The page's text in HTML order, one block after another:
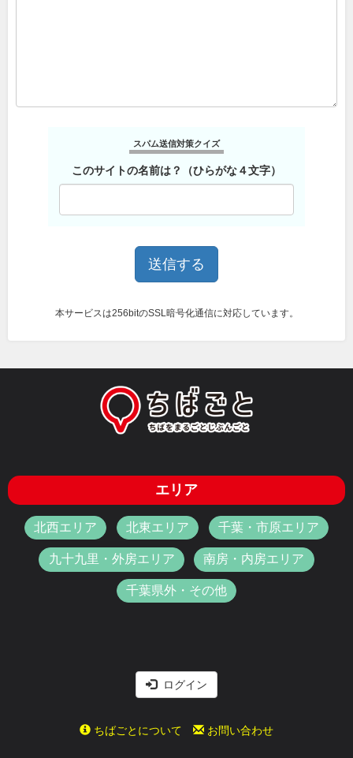
スパム送信対策クイズ
このサイトの名前は？（ひらがな４文字）
本サービスは256bitのSSL暗号化通信に対応しています。
エリア
北西エリア 北東エリア 千葉・市原エリア
九十九里・外房エリア 南房・内房エリア
千葉県外・その他
ログイン
ちばごとについて お問い合わせ